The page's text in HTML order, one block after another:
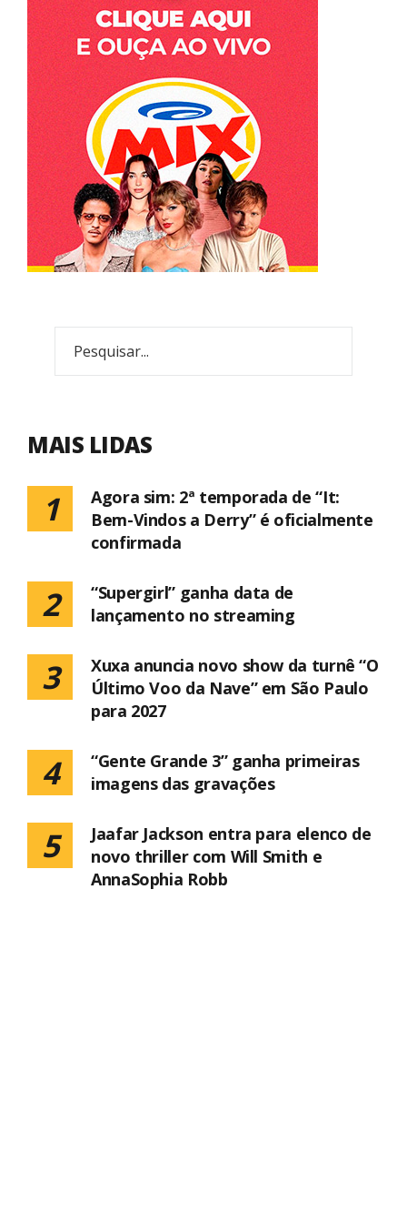
MAIS LIDAS
1
Agora sim: 2ª temporada de “It:
Bem-Vindos a Derry” é oficialmente
confirmada
2
“Supergirl” ganha data de
lançamento no streaming
3
Xuxa anuncia novo show da turnê “O
Último Voo da Nave” em São Paulo
para 2027
4
“Gente Grande 3” ganha primeiras
imagens das gravações
5
Jaafar Jackson entra para elenco de
novo thriller com Will Smith e
AnnaSophia Robb